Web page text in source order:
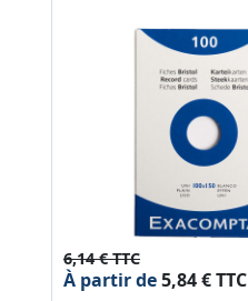
6,14 € TTC
À partir de5,84 € TTC